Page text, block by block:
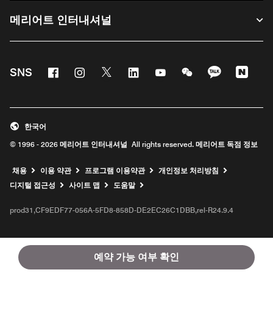
예약 가능 여부 확인
메리어트 인터내셔널
SNS FacebookInstagram
Twitter LinkedinYoutubeWeChatKaKao
© 1996 - 2026 메리어트 인터내셔널 All rights reserved. 메리어트 독점 정보
한국어
채용 이용 약관 프로그램 이용약관
개인정보 처리방침
디지털 접근성
사이트 맵 도움말
prod31,CF9EDF77-056A-5FD8-858D-DE2EC26C1DBB,rel-R24.9.4